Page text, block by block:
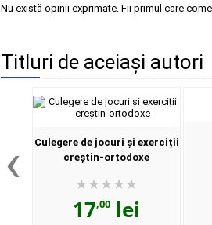
Nu există opinii exprimate. Fii primul care
Titluri de aceiași autori
‹
Culegere de jocuri și exerciții
creștin-ortodoxe
17,00 lei